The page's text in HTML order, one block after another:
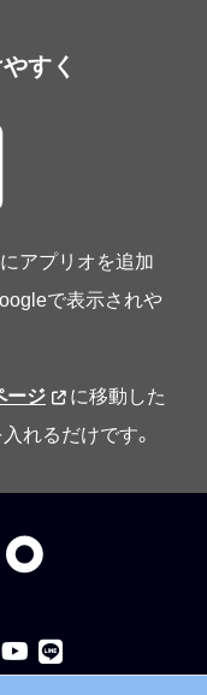
すく
アプリオを追加
で表示されや
ージ
に移動した
れるだけです。